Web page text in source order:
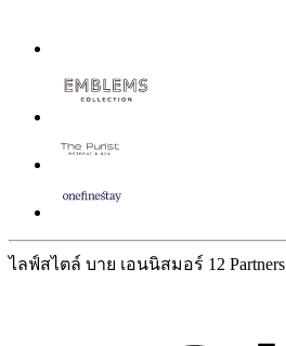
ไลฟ์สไตล์ บาย เอนนิสมอร์ 12 Partners